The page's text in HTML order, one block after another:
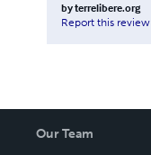
byterrelibere.org
Report this review
Our Team